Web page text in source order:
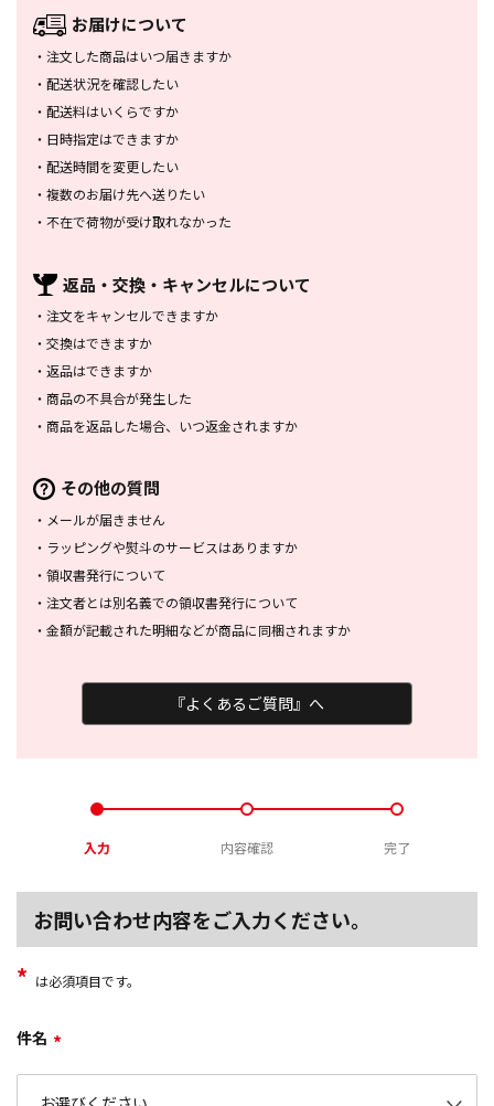
お届けについて
・ 注文した商品はいつ届きますか
・ 配送状況を確認したい
・ 配送料はいくらですか
・ 日時指定はできますか
・ 配送時間を変更したい
・ 複数のお届け先へ送りたい
・ 不在で荷物が受け取れなかった
返品・交換・ キャンセルについて
・ 注文をキャンセルできますか
・ 交換はできますか
・ 返品はできますか
・ 商品の不具合が発生した
・ 商品を返品した場合、 いつ返金されますか
その他の質問
・ メールが届きません
・ ラッピングや熨斗のサービスはありますか
・ 領収書発行について
・ 注文者とは別名義での領収書発行について
・ 金額が記載された明細などが商品に同梱されますか
『よくあるご質問』へ
入力 内容確認 完了
お問い合わせ内容をご入力ください。
* は必須項目です。
件名 *